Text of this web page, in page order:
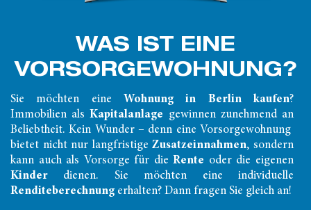
WAS IST EINE
VORSORGE­WOHNUNG?
Sie möchten eine Wohnung in Berlin kaufen?
Immobilien alsKapitalanlage gewinnen zunehmend an
Beliebtheit. Kein Wunder – denn eine Vorsorgewohnung
bietet nicht nur langfristigeZusatzeinnahmen, sondern
kann auch als Vorsorge für dieRente oder die eigenen
Kinder dienen. Sie möchten eine individuelle
Renditeberechnung erhalten? Dann fragen Sie gleich an!